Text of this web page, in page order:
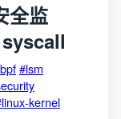
全监
#lsm
kernel